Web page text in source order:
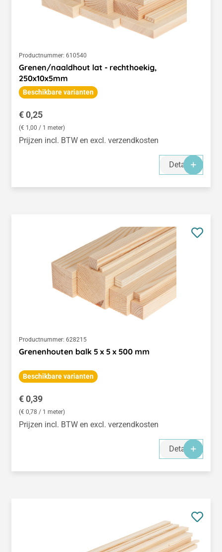
Productnummer: 610540
Grenen/naaldhout lat - rechthoekig,
250x10x5mm
Beschikbare varianten
Normale prijs:
€ 0,25
(€ 1,00 / 1 meter)
Prijzen incl. BTW en excl. verzendkosten
Details
Productnummer: 628215
Grenenhouten balk 5 x 5 x 500 mm
Beschikbare varianten
Normale prijs:
€ 0,39
(€ 0,78 / 1 meter)
Prijzen incl. BTW en excl. verzendkosten
Details